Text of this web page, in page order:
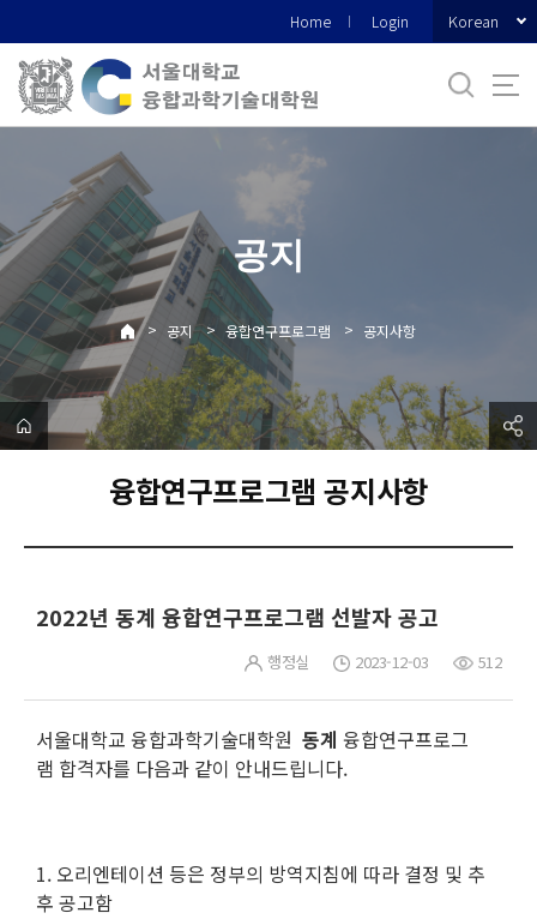
로
메
Home Login Korean
공지
> 공지 > 융합연구프로그램 > 공지사항
융합연구프로그램 공지사항
2022년 동계 융합연구프로그램 선발자 공고
행정실 2023-12-03 512
서울대학교 융합과학기술대학원 동계 융합연구프로그
램 합격자를 다음과 같이 안내드립니다.
1. 오리엔테이션 등은 정부의 방역지침에 따라 결정 및 추
후 공고함